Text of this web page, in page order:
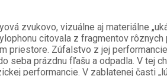
zvukovo, vizuálne aj materiálne
citovala z fragmentov
priestore. Zúfalstvo z jej
seba prázdnu fľašu a odpadla. V tej
performancie. V zablatenej časti